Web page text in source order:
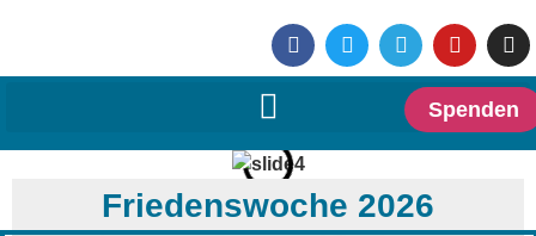
Spenden
Friedenswoche 2026